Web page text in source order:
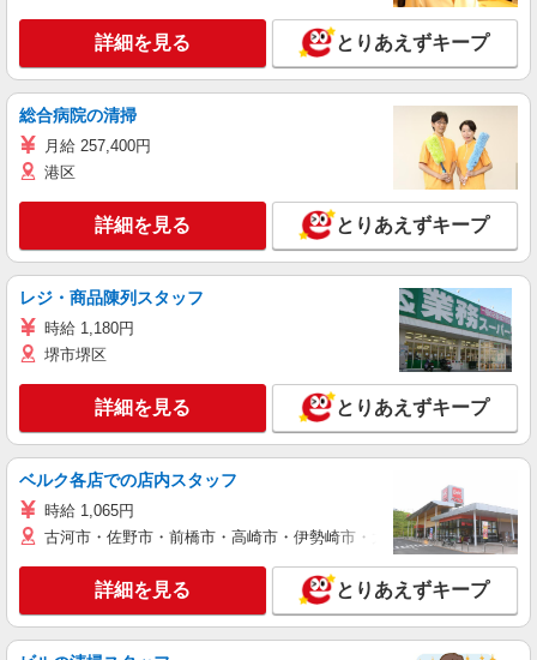
詳細を見る とりあえずキープ
総合病院の清掃
月給 257,400円
港区
詳細を見る とりあえずキープ
レジ・商品陳列スタッフ
時給 1,180円
堺市堺区
詳細を見る とりあえずキープ
ベルク各店での店内スタッフ
時給 1,065円
古河市・佐野市・前橋市・高崎市・伊勢崎市・太田市・館林市・藤
詳細を見る とりあえずキープ